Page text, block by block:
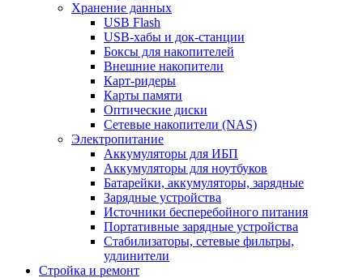
Хранение данных
USB Flash
USB-хабы и док-станции
Боксы для накопителей
Внешние накопители
Карт-ридеры
Карты памяти
Оптические диски
Сетевые накопители (NAS)
Электропитание
Аккумуляторы для ИБП
Аккумуляторы для ноутбуков
Батарейки, аккумуляторы, зарядные
Зарядные устройства
Источники бесперебойного питания
Портативные зарядные устройства
Стабилизаторы, сетевые фильтры,
удлинители
Стройка и ремонт